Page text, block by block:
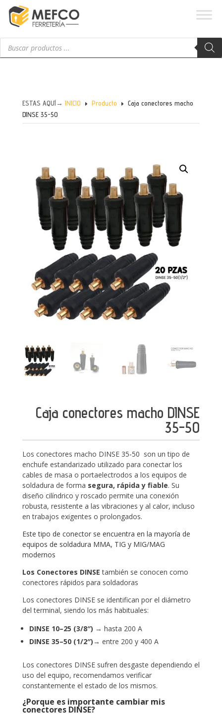
Búsqueda
productos
ESTAS AQUÍ→ INICIO E Producto E Caja conectores macho
DINSE 35-50
Caja conectores macho DINSE
35-50
Los conectores macho DINSE 35-50 son un tipo de
enchufe estandarizado utilizado para conectar los
cables de masa o portaelectrodos a los equipos de
soldadura de forma segura, rápida y fiable. Su
diseño cilíndrico y roscado permite una conexión
robusta, resistente a las vibraciones y al calor, incluso
en trabajos exigentes o prolongados.
Este tipo de conector se encuentra en la mayoría de
equipos de soldadura MMA, TIG y MIG/MAG
modernos
Los Conectores DINSEtambién se conocen como
conectores rápidos para soldadoras
Los conectores DINSE se identifican por el diámetro
del terminal, siendo los más habituales:
DINSE 10–25 (3/8″) → hasta 200 A
DINSE 35–50 (1/2″)→ entre 200 y 400 A
Los conectores DINSE sufren desgaste dependiendo el
uso del equipo, recomendamos verificar
constantemente el estado de los mismos.
¿Porque es importante cambiar mis
conectores DINSE?